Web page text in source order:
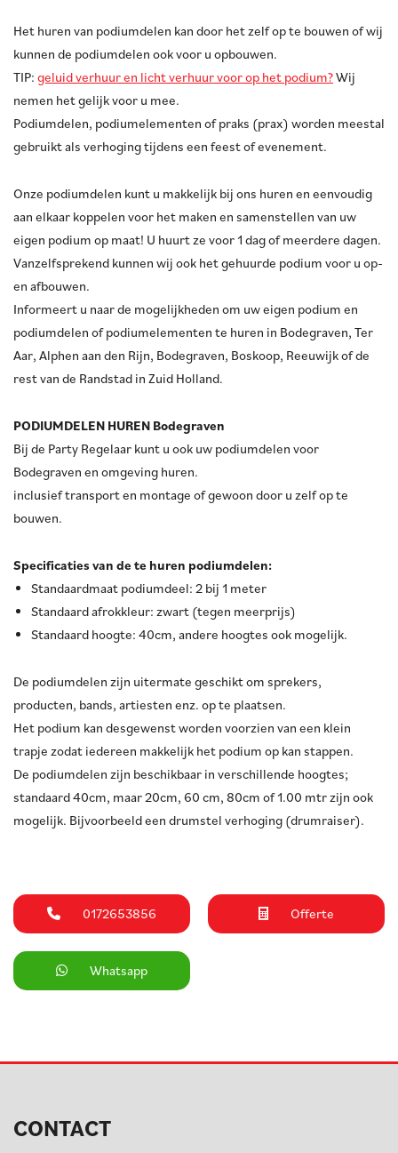
Het huren van podiumdelen kan door het zelf op te bouwen of wij
kunnen de podiumdelen ook voor u opbouwen.
TIP: geluid verhuur en licht verhuur voor op het podium?Wij
nemen het gelijk voor u mee.
Podiumdelen, podiumelementen of praks (prax) worden meestal
gebruikt als verhoging tijdens een feest of evenement.
Onze podiumdelen kunt u makkelijk bij ons huren en eenvoudig
aan elkaar koppelen voor het maken en samenstellen van uw
eigen podium op maat! U huurt ze voor 1 dag of meerdere dagen.
Vanzelfsprekend kunnen wij ook het gehuurde podium voor u op-
en afbouwen.
Informeert u naar de mogelijkheden om uw eigen podium en
podiumdelen of podiumelementen te huren in Bodegraven, Ter
Aar, Alphen aan den Rijn, Bodegraven, Boskoop, Reeuwijk of de
rest van de Randstad in Zuid Holland.
PODIUMDELEN HUREN Bodegraven
Bij de Party Regelaar kunt u ook uw podiumdelen voor
Bodegraven en omgeving huren.
inclusief transport en montage of gewoon door u zelf op te
bouwen.
Specificaties van de te huren podiumdelen:
Standaardmaat podiumdeel: 2 bij 1 meter
Standaard afrokkleur: zwart (tegen meerprijs)
Standaard hoogte: 40cm, andere hoogtes ook mogelijk.
De podiumdelen zijn uitermate geschikt om sprekers,
producten, bands, artiesten enz. op te plaatsen.
Het podium kan desgewenst worden voorzien van een klein
trapje zodat iedereen makkelijk het podium op kan stappen.
De podiumdelen zijn beschikbaar in verschillende hoogtes;
standaard 40cm, maar 20cm, 60 cm, 80cm of 1.00 mtr zijn ook
mogelijk. Bijvoorbeeld een drumstel verhoging (drumraiser).
0172653856 Offerte
Whatsapp
CONTACT